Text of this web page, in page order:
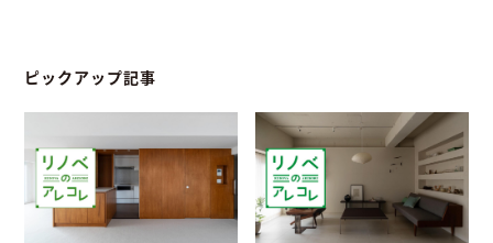
ピックアップ記事